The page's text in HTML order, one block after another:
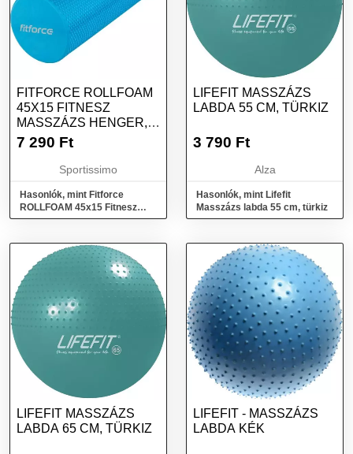
FITFORCE ROLLFOAM
45X15 FITNESZ
MASSZÁZS HENGER,
KÉK, MÉRET
7 290 Ft
Sportissimo
Hasonlók, mint Fitforce
ROLLFOAM 45x15 Fitnesz
masszázs henger, kék, méret
LIFEFIT MASSZÁZS
LABDA 55 CM, TÜRKIZ
3 790 Ft
Alza
Hasonlók, mint Lifefit
Masszázs labda 55 cm, türkiz
LIFEFIT MASSZÁZS
LABDA 65 CM, TÜRKIZ
LIFEFIT - MASSZÁZS
LABDA KÉK